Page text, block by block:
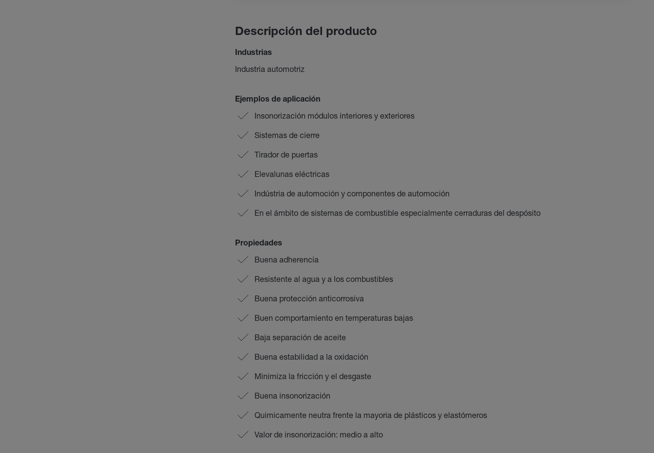
Descripción del producto
Industrias
Industria automotriz
Ejemplos de aplicación
Insonorización módulos interiores y exteriores
Sistemas de cierre
Tirador de puertas
Elevalunas eléctricas
Indústria de automoción y componentes de automoción
En el ámbito de sistemas de combustible especialmente cerraduras del despósito
Propiedades
Buena adherencia
Resistente al agua y a los combustibles
Buena protección anticorrosiva
Buen comportamiento en temperaturas bajas
Baja separación de aceite
Buena estabilidad a la oxidación
Minimiza la fricción y el desgaste
Buena insonorización
Quimicamente neutra frente la mayoria de plásticos y elastómeros
Valor de insonorización: medio a alto